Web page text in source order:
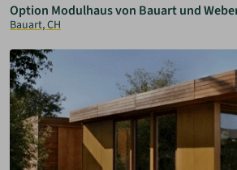
Option Modulhaus von Bauart und
Bauart, CH